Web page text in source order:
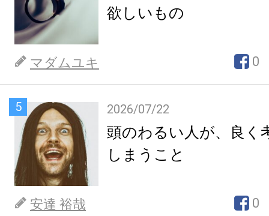
欲しいもの
マダムユキ 0
5 2026/07/22
頭のわるい人が、良く
しまうこと
安達 裕哉 0